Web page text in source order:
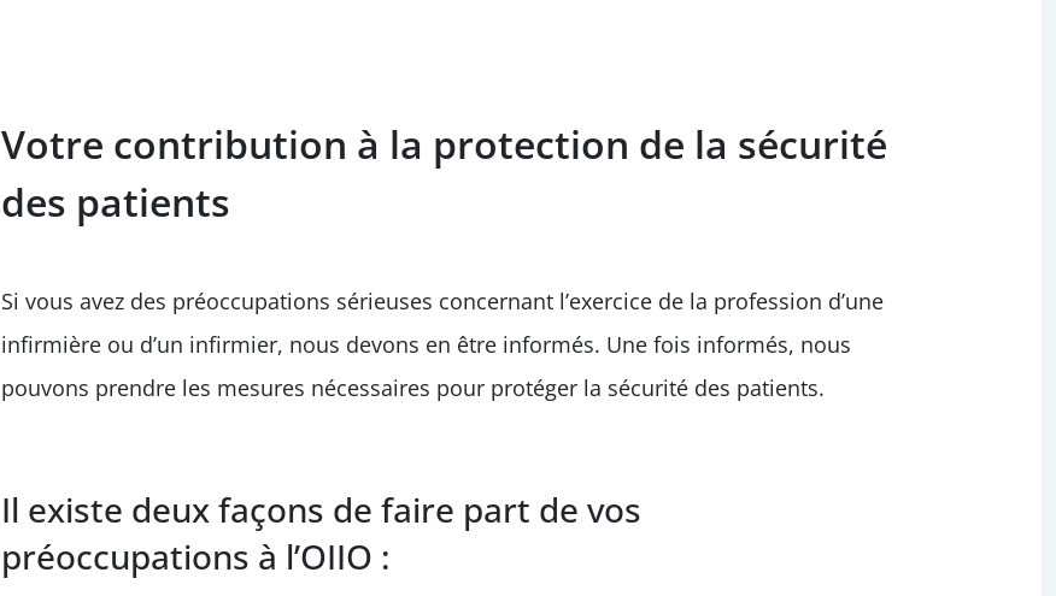
Votre contribution à la protection de la sécurité
des patients
Si vous avez des préoccupations sérieuses concernant l’exercice de la profession d’une
infirmière ou d’un infirmier, nous devons en être informés. Une fois informés, nous
pouvons prendre les mesures nécessaires pour protéger la sécurité des patients.
Il existe deux façons de faire part de vos
préoccupations à l’OIIO :